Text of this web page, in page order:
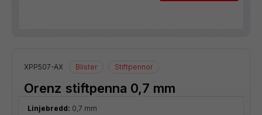
XPP507-AX Blister Stiftpennor
Orenz stiftpenna 0,7 mm
Linjebredd: 0,7 mm